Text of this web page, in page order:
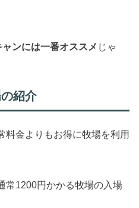
ンには一番オススメ じゃ
紹介
料金よりもお得に牧場を利用
常1200円かかる牧場の入場